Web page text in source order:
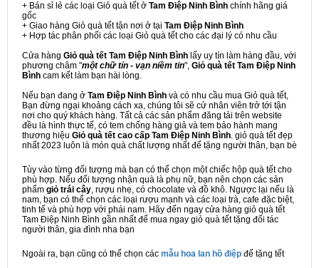
+ Bán sỉ lẻ các loại Giỏ quà tết ở Tam Điệp Ninh Bình chính hãng giá
gốc
+ Giao hàng Giỏ quà tết tận nơi ở tại Tam Điệp Ninh Bình
+ Hợp tác phân phối các loại Giỏ quà tết cho các đại lý có nhu cầu
Cửa hàng Giỏ quà tết Tam Điệp Ninh Bình lấy uy tín làm hàng đầu, với
phương châm "một chữ tín - vạn niềm tin", Giỏ quà tết Tam Điệp Ninh
Bình cam kết làm bạn hài lòng.
Nếu bạn đang ở Tam Điệp Ninh Bình và có nhu cầu mua Giỏ quà tết,
Bạn đừng ngại khoảng cách xa, chúng tôi sẽ cử nhân viên trở tới tận
nơi cho quý khách hàng. Tất cả các sản phẩm đăng tải trên website
đều là hình thực tế, có tem chống hàng giả và tem bảo hành mang
thương hiệu Giỏ quà tết cao cấp Tam Điệp Ninh Bình. giỏ quà tết đẹp
nhất 2023 luôn là món quà chất lượng nhất để tặng người thân, bạn bè
Tùy vào từng đối tượng mà bạn có thể chọn một chiếc hộp quà tết cho
phù hợp. Nếu đối tượng nhận quà là phụ nữ, bạn nên chọn các sản
phẩm giỏ trái cây, rượu nhẹ, có chocolate và đồ khô. Ngược lại nếu là
nam, bạn có thể chọn các loại rượu mạnh và các loại trà, cafe đặc biệt,
tinh tế và phù hợp với phái nam. Hãy đến ngay cửa hàng giỏ quà tết
Tam Điệp Ninh Bình gần nhất để mua ngay giỏ quà tết tặng đối tác
người thân, gia đình nha bạn
Ngoài ra, bạn cũng có thể chọn các mẫu hoa lan hồ điệp để tặng tết